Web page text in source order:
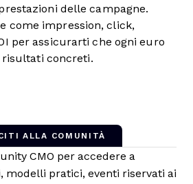
delle campagne.
come impression, click,
per assicurarti che ogni euro
risultati concreti.
ALLA COMUNITÀ
CMO per accedere a
modelli pratici, eventi riservati ai